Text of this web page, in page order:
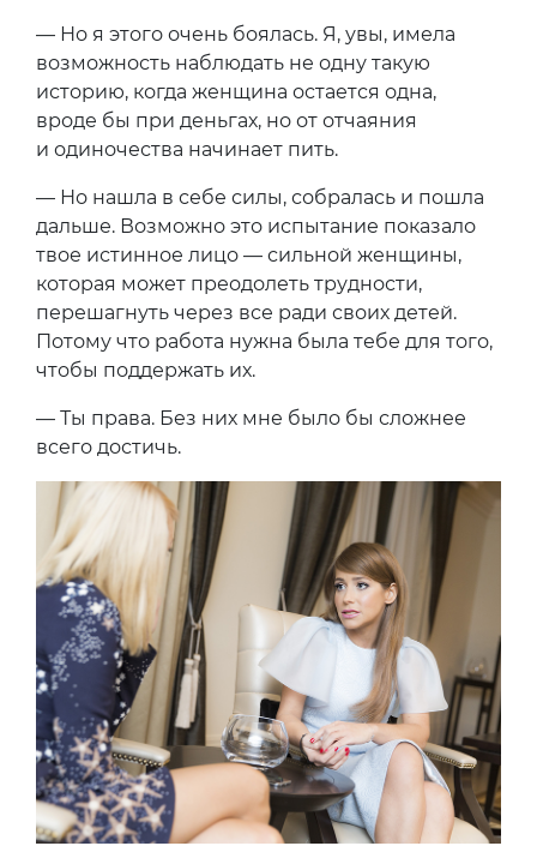
— Но я этого очень боялась. Я, увы, имела
возможность наблюдать не одну такую
историю, когда женщина остается одна,
вроде бы при деньгах, но от отчаяния
и одиночества начинает пить.
— Но нашла в себе силы, собралась и пошла
дальше. Возможно это испытание показало
твое истинное лицо — сильной женщины,
которая может преодолеть трудности,
перешагнуть через все ради своих детей.
Потому что работа нужна была тебе для того,
чтобы поддержать их.
— Ты права. Без них мне было бы сложнее
всего достичь.